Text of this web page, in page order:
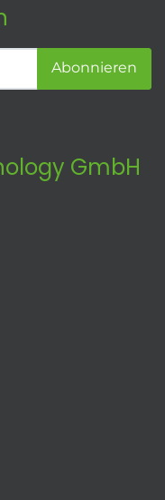
Abonnieren
GmbH